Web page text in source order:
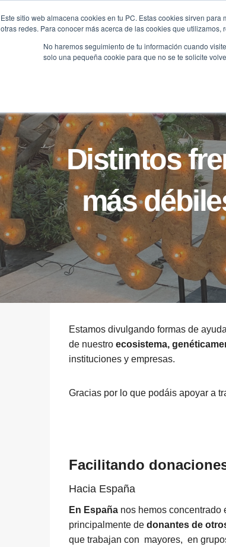
Este sitio web almacena cookies en tu PC. Estas cookies sirven
otras redes. Para conocer más acerca de las cookies que utilizamos,
No haremos seguimiento de tu información cuando
solo una pequeña cookie para que no se te solicite
HOME B2B
Distintos
más
Estamos divulgando formas de
de nuestro ecosistema,
instituciones y empresas.
Gracias por lo que podáis apoyar a
Facilitando
Hacia España
En España nos hemos concentrado
principalmente de donantes de
que trabajan con mayores, en